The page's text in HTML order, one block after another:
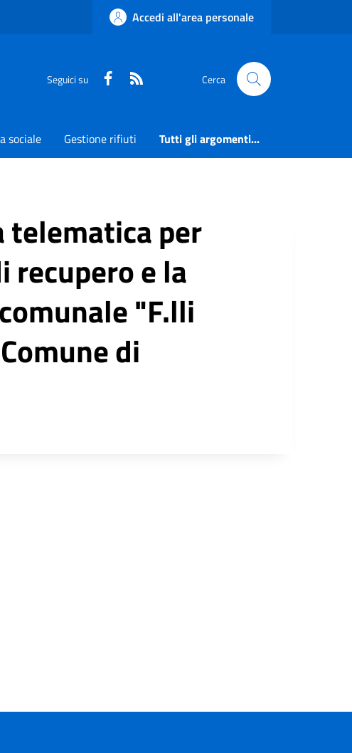
Accedi all'area personale
Seguici su Faceboook Cerca
sociale Gestione rifiuti Tutti gli argomenti...
telematica per
e la
"F.lli
di